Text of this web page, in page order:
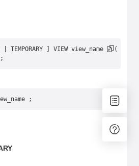
| TEMPORARY ] VIEW view_name [ (
;